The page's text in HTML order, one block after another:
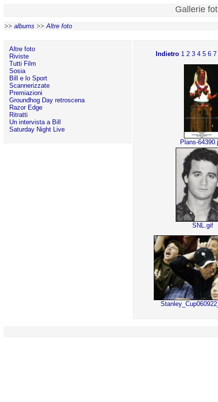
Gallerie
>> albums >>Altre foto
Altre foto
Riviste
Tutti Film
Sosia
Bill e lo Sport
Scannerizzate
Premiazioni
Groundhog Day retroscena
Razor Edge
Ritratti
Un intervista a Bill
Saturday Night Live
Indietro 1 2 3 4 5 6 7
Plans-
SNL.gif